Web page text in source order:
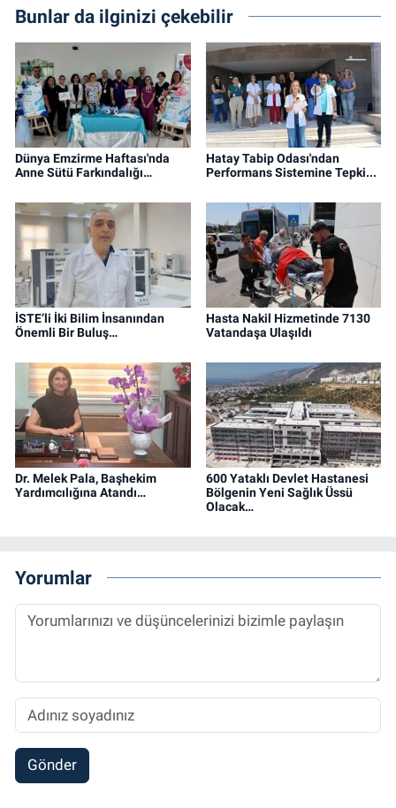
Bunlar da ilginizi çekebilir
Dünya Emzirme Haftası'nda
Anne Sütü Farkındalığı…
Hatay Tabip Odası'ndan
Performans Sistemine Tepki...
İSTE’li İki Bilim İnsanından
Önemli Bir Buluş…
Hasta Nakil Hizmetinde 7130
Vatandaşa Ulaşıldı
Dr. Melek Pala, Başhekim
Yardımcılığına Atandı…
600 Yataklı Devlet Hastanesi
Bölgenin Yeni Sağlık Üssü
Olacak…
Yorumlar
Gönder